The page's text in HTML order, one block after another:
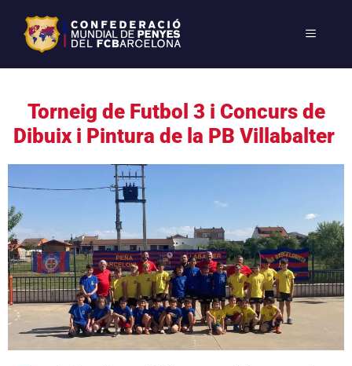
Torneig de Futbol 3 i Concurs de
Dibuix i Pintura de la PB Villabalter